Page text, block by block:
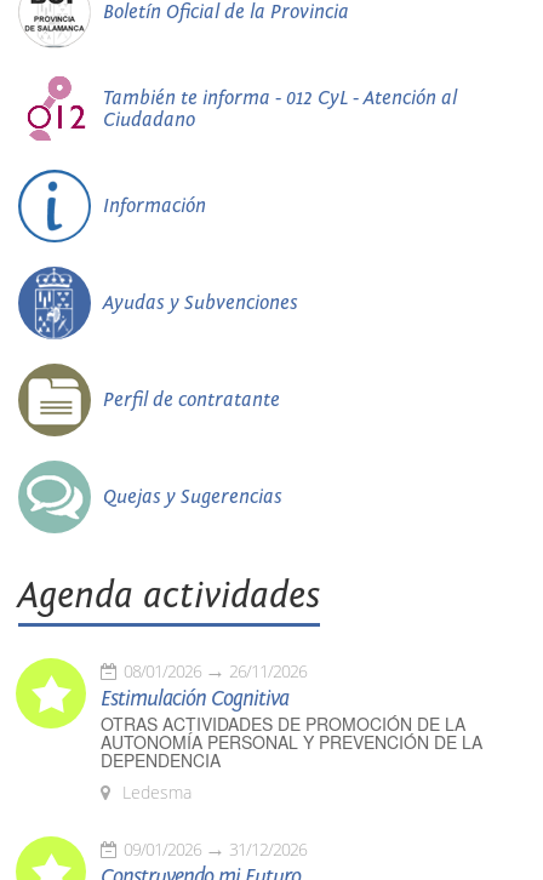
Boletín Oficial de la Provincia
También te informa - 012 CyL - Atención al
Ciudadano
Información
Ayudas y Subvenciones
Perfil de contratante
Quejas y Sugerencias
Agenda actividades
08/01/2026 26/11/2026
Estimulación Cognitiva
OTRAS ACTIVIDADES DE PROMOCIÓN DE LA
AUTONOMÍA PERSONAL Y PREVENCIÓN DE LA
DEPENDENCIA
Ledesma
09/01/2026 31/12/2026